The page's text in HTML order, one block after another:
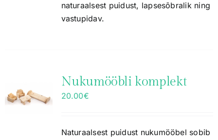
naturaalsest puidust, lapsesõbralik ning
vastupidav.
Nukumööbli komplekt
20.00€
Naturaalsest puidust nukumööbel sobib